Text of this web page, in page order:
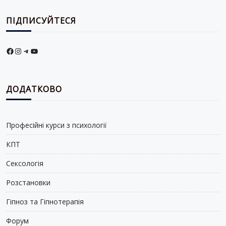
ПІДПИСУЙТЕСЯ
Facebook
Instagram
Telegram
YouTube
ДОДАТКОВО
Професійні курси з психології
КПТ
Сексологія
Розстановки
Гіпноз та Гіпнотерапія
Форум